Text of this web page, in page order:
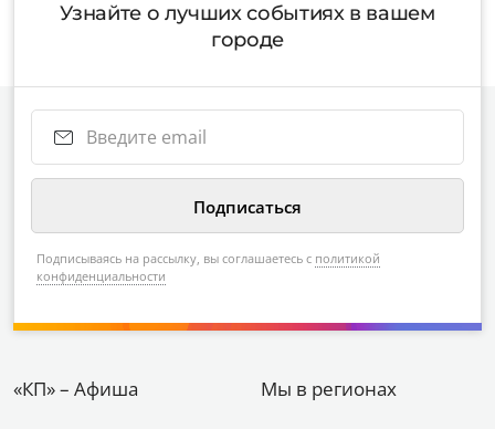
Узнайте о лучших событиях в вашем
городе
Подписываясь на рассылку, вы соглашаетесь с политикой
конфиденциальности
«КП» – Афиша Мы в регионах